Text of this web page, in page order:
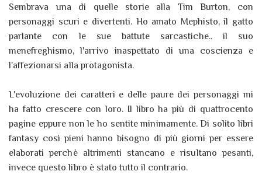
Sembrava una di quelle storie alla Tim Burton, con
personaggi scuri e divertenti. Ho amato Mephisto, il gatto
parlante con le sue battute sarcastiche.. il suo
menefreghismo, l'arrivo inaspettato di una coscienza e
l'affezionarsi alla protagonista.
L'evoluzione dei caratteri e delle paure dei personaggi mi
ha fatto crescere con loro. Il libro ha più di quattrocento
pagine eppure non le ho sentite minimamente. Di solito libri
fantasy così pieni hanno bisogno di più giorni per essere
elaborati perchè altrimenti stancano e risultano pesanti,
invece questo libro è stato tutto il contrario.